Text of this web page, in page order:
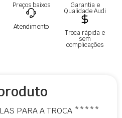
PARA A TROCA *****
Preços baixos
Atendimento
Garantia e
Qualidade Audi
Troca rápida e
sem
complicações